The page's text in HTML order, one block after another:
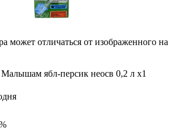
может отличаться от изображенного на
ябл-персик неосв 0,2 л x1